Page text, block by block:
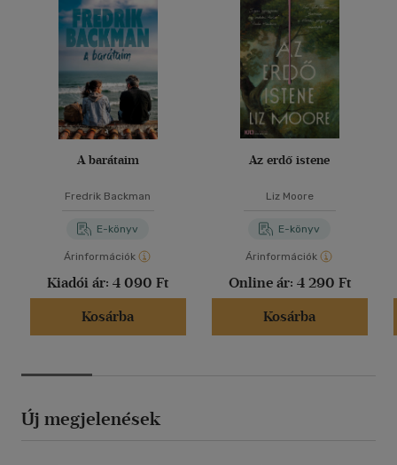
A barátaim
Fredrik Backman
E-könyv
Árinformációk
Kiadói ár: 4 090 Ft
Kosárba
Az erdő istene
Liz Moore
E-könyv
Árinformációk
Online ár: 4 290 Ft
Kosárba
Új megjelenések